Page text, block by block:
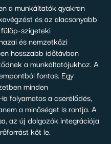
a munkáltatók gyakran
és az alacsonyabb
szigeteki
és nemzetközi
hosszabb időtávban
a munkáltatójukhoz. A
fontos. Egy
minden
folyamatos a cserélődés,
a minőséget is rontja. A
az új dolgozók integrációja
köt le.